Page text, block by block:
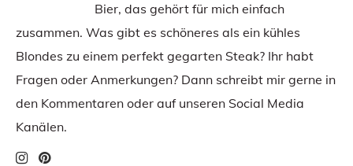
Bier, das gehört für mich einfach
zusammen. Was gibt es schöneres als ein kühles
Blondes zu einem perfekt gegarten Steak? Ihr habt
Fragen oder Anmerkungen? Dann schreibt mir gerne in
den Kommentaren oder auf unseren Social Media
Kanälen.